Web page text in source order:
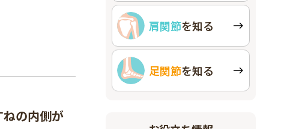
ねの内側が
肩関節を知る
足関節を知る